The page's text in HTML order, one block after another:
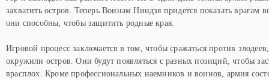
захватить остров. Теперь Воинам Ниндзя придется показать врагам
они способны, чтобы защитить родные края.
Игровой процесс заключается в том, чтобы сражаться против
окружили остров. Они будут появляться с разных позиций, чтобы
врасплох. Кроме профессиональных наемников и воинов, армия